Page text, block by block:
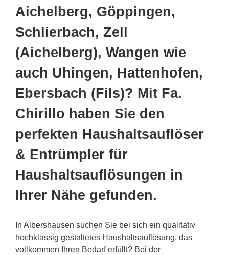
Aichelberg, Göppingen,
Schlierbach, Zell
(Aichelberg), Wangen wie
auch Uhingen, Hattenhofen,
Ebersbach (Fils)? Mit Fa.
Chirillo haben Sie den
perfekten Haushaltsauflöser
& Entrümpler für
Haushaltsauflösungen in
Ihrer Nähe gefunden.
In Albershausen suchen Sie bei sich ein qualitativ
hochklassig gestaltetes Haushaltsauflösung, das
vollkommen Ihren Bedarf erfüllt? Bei der